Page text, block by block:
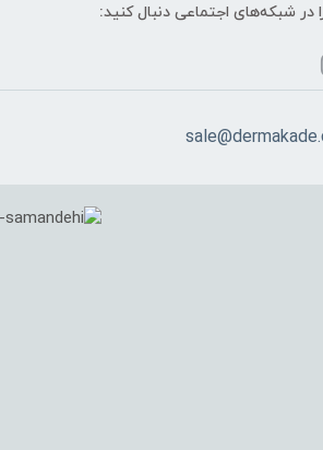
در شبکه‌های اجتماعی دنبال کنید: